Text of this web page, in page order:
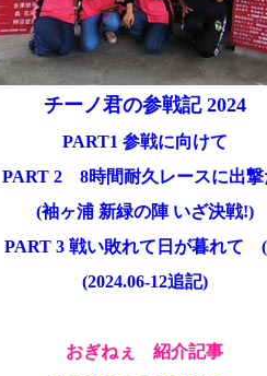
チーノ君の参戦記 2024
PART1 参戦に向けて
PART 2 8時間耐久レースに出撃
(袖ヶ浦 新緑の陣 いざ決戦!)
PART 3 戦い敗れて日が暮れて
(2024.06-12追記)
おぎねぇ 紹介記事